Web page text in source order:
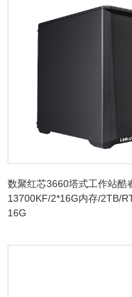
数聚红芯3660塔式工作站酷
13700KF/2*16G内存/2TB/
16G